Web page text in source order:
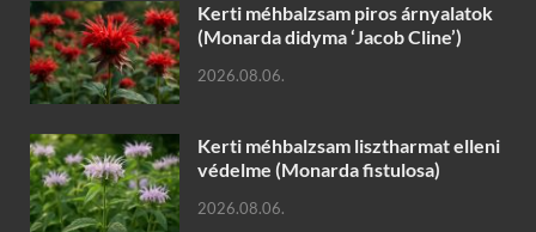
Kerti méhbalzsam piros árnyalatok
(Monarda didyma ‘Jacob Cline’)
2026.08.06.
Kerti méhbalzsam lisztharmat elleni
védelme (Monarda fistulosa)
2026.08.06.